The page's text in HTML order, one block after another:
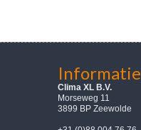
Informatie
Clima XL B.V.
Morseweg 11
3899 BP Zeewolde